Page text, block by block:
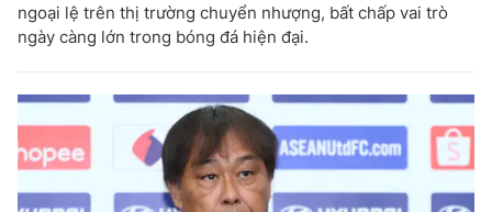
ngoại lệ trên thị trường chuyển nhượng, bất chấp vai trò
ngày càng lớn trong bóng đá hiện đại.